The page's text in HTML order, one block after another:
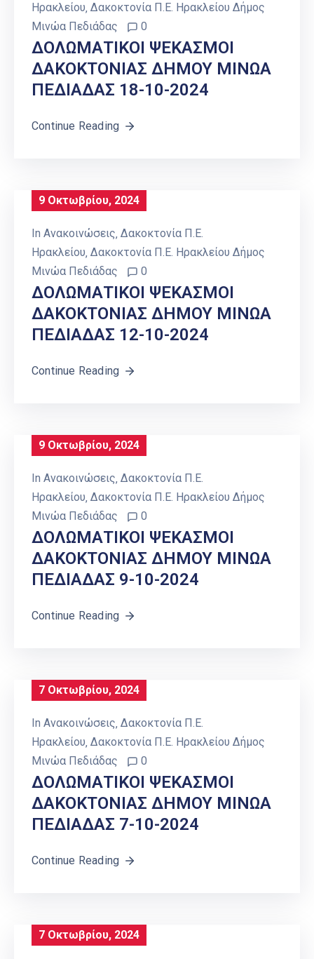
Ηρακλείου‚ Δακοκτονία Π.Ε. Ηρακλείου Δήμος
Μινώα Πεδιάδας
0
ΔΟΛΩΜΑΤΙΚΟΙ ΨΕΚΑΣΜΟΙ
ΔΑΚΟΚΤΟΝΙΑΣ ΔΗΜΟΥ ΜΙΝΩΑ
ΠΕΔΙΑΔΑΣ 18-10-2024
Continue Reading
9 Οκτωβρίου, 2024
In Ανακοινώσεις‚ Δακοκτονία Π.Ε.
Ηρακλείου‚ Δακοκτονία Π.Ε. Ηρακλείου Δήμος
Μινώα Πεδιάδας
0
ΔΟΛΩΜΑΤΙΚΟΙ ΨΕΚΑΣΜΟΙ
ΔΑΚΟΚΤΟΝΙΑΣ ΔΗΜΟΥ ΜΙΝΩΑ
ΠΕΔΙΑΔΑΣ 12-10-2024
Continue Reading
9 Οκτωβρίου, 2024
In Ανακοινώσεις‚ Δακοκτονία Π.Ε.
Ηρακλείου‚ Δακοκτονία Π.Ε. Ηρακλείου Δήμος
Μινώα Πεδιάδας
0
ΔΟΛΩΜΑΤΙΚΟΙ ΨΕΚΑΣΜΟΙ
ΔΑΚΟΚΤΟΝΙΑΣ ΔΗΜΟΥ ΜΙΝΩΑ
ΠΕΔΙΑΔΑΣ 9-10-2024
Continue Reading
7 Οκτωβρίου, 2024
In Ανακοινώσεις‚ Δακοκτονία Π.Ε.
Ηρακλείου‚ Δακοκτονία Π.Ε. Ηρακλείου Δήμος
Μινώα Πεδιάδας
0
ΔΟΛΩΜΑΤΙΚΟΙ ΨΕΚΑΣΜΟΙ
ΔΑΚΟΚΤΟΝΙΑΣ ΔΗΜΟΥ ΜΙΝΩΑ
ΠΕΔΙΑΔΑΣ 7-10-2024
Continue Reading
7 Οκτωβρίου, 2024